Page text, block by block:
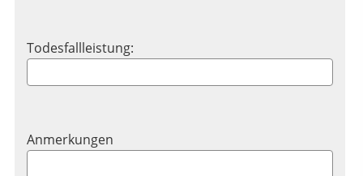
Todesfallleistung:
Anmerkungen